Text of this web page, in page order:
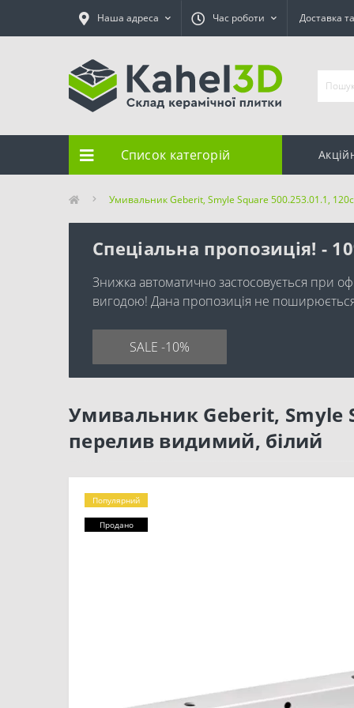
Наша адреса Час роботи Доставка
Список категорій
Умивальник Geberit, Smyle Square 500.253.01.1,
Спеціальна пропозиція! -
Знижка автоматично застосовується при
вигодою! Дана пропозиція не
SALE -10%
Умивальник Geberit, Smyle
перелив видимий, білий
Популярний
Продано